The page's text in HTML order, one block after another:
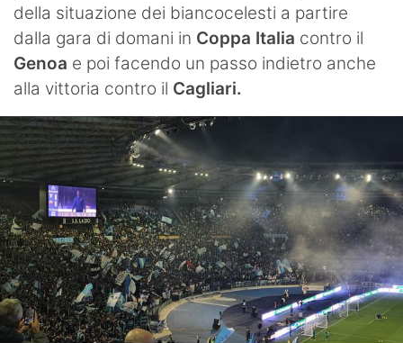
della situazione dei biancocelesti a partire
dalla gara di domani in Coppa Italia contro il
Genoa e poi facendo un passo indietro anche
alla vittoria contro il Cagliari.